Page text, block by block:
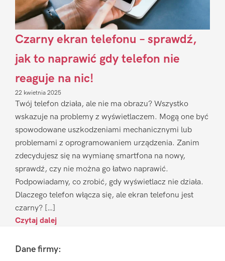
Czarny ekran telefonu – sprawdź,
jak to naprawić gdy telefon nie
reaguje na nic!
22 kwietnia 2025
Twój telefon działa, ale nie ma obrazu? Wszystko
wskazuje na problemy z wyświetlaczem. Mogą one być
spowodowane uszkodzeniami mechanicznymi lub
problemami z oprogramowaniem urządzenia. Zanim
zdecydujesz się na wymianę smartfona na nowy,
sprawdź, czy nie można go łatwo naprawić.
Podpowiadamy, co zrobić, gdy wyświetlacz nie działa.
Dlaczego telefon włącza się, ale ekran telefonu jest
czarny? […]
Czytaj dalej
FooterDane firmy: